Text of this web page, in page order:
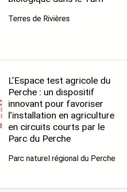
Terres de Rivières
L’Espace test agricole du
Perche : un dispositif
innovant pour favoriser
l’installation en agriculture
en circuits courts par le
Parc du Perche
Parc naturel régional du Perche